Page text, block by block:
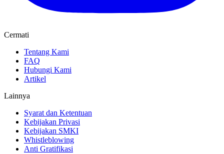
Cermati
Tentang Kami
FAQ
Hubungi Kami
Artikel
Lainnya
Syarat dan Ketentuan
Kebijakan Privasi
Kebijakan SMKI
Whistleblowing
Anti Gratifikasi